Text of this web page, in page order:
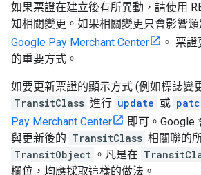
如果票證在建立後有所異動，請使用
知相關變更。如果相關變更只會影響
Google Pay Merchant Center
。 票
的重要方式。
如要更新票證的顯示方式 (例如標誌變
TransitClass 進行 update 或
Pay Merchant Center
即可。Google
與更新後的 TransitClass 相關聯的
TransitObject 。凡是在
欄位，均應採取這樣的做法。